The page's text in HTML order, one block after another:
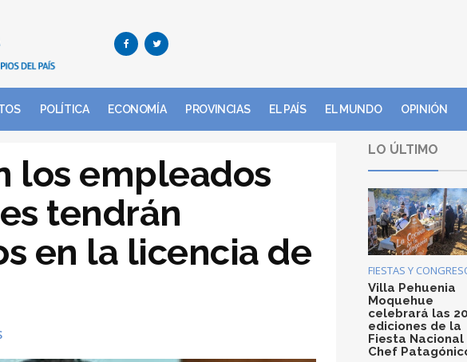
POLÍTICA ECONOMÍA PROVINCIAS EL PAÍS EL MUNDO OPINIÓN
los empleados
tendrán
en la licencia de
LO ÚLTIMO
FIESTAS Y
Villa Pehuenia
Moquehue
celebrará las
ediciones de la
Fiesta
Chef